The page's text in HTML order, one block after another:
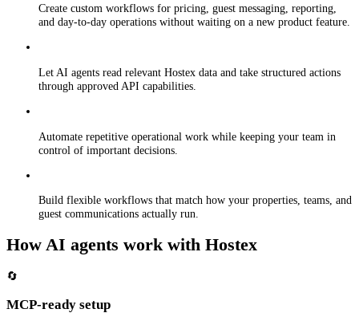
Create custom workflows for pricing, guest messaging, reporting,
and day-to-day operations without waiting on a new product feature.
Let AI agents read relevant Hostex data and take structured actions
through approved API capabilities.
Automate repetitive operational work while keeping your team in
control of important decisions.
Build flexible workflows that match how your properties, teams, and
guest communications actually run.
How AI agents work with Hostex
🔄
MCP-ready setup